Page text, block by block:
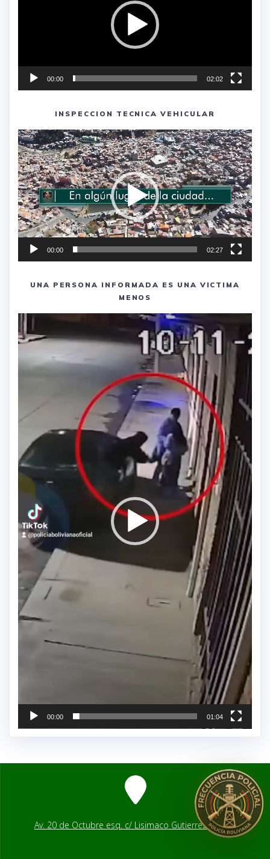
00:00 02:02
INSPECCION TECNICA VEHICULAR
Reproductor
de
vídeo
00:00 02:27
UNA PERSONA INFORMADA ES UNA VICTIMA
MENOS
Reproductor
de
vídeo
00:00 01:04
Av. 20 de Octubre esq. c/ Lisimaco Gutierrez # 2541